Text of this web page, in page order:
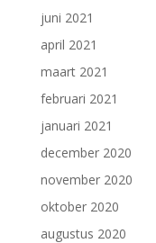
juni 2021
april 2021
maart 2021
februari 2021
januari 2021
december 2020
november 2020
oktober 2020
augustus 2020